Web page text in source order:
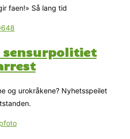
faen!» Så lang tid
sensurpolitiet
og urokråkene? Nyhetsspeilet